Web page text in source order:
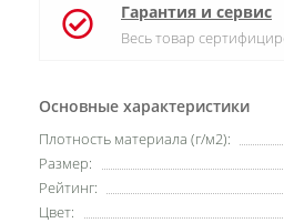
Основные характеристики
Плотность материала (г/м2):
Размер:
Рейтинг:
Цвет:
Гарантия и сервис
Весь товар